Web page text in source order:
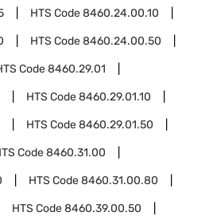
HTS Code8460.24.00.10
HTS Code8460.24.00.50
Code8460.29.01
HTS Code8460.29.01.10
HTS Code8460.29.01.50
Code8460.31.00
HTS Code8460.31.00.80
HTS Code8460.39.00.50